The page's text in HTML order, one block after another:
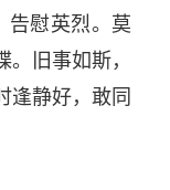
告慰英烈。莫
旧事如斯，
逢静好，敢同